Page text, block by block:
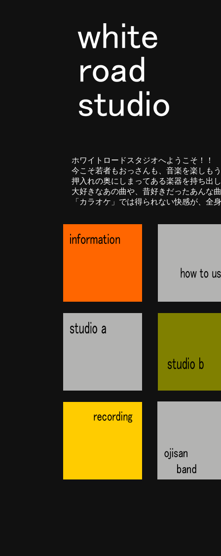
ホワイトロードスタジオへようこそ！！
今こそ若者もおっさんも、音楽を楽しも
押入れの奥にしまってある楽器を持ち出し
大好きなあの曲や、昔好きだったあんな曲
「カラオケ」では得られない快感が、全